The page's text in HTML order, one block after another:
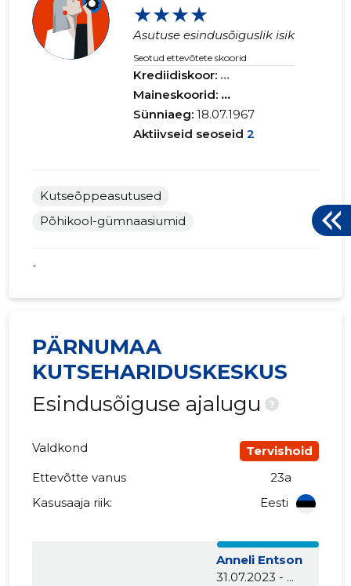
★★★★
Asutuse esindusõiguslik isik
Seotud ettevõtete skoorid
Krediidiskoor: ...
Maineskoorid: ...
Sünniaeg:18.07.1967
Aktiivseid seoseid 2
Kutseõppeasutused
Põhikool-gümnaasiumid
*
PÄRNUMAA
KUTSEHARIDUSKESKUS
Esindusõiguse ajalugu
?
Valdkond
Tervishoid
Ettevõtte vanus
23a
Kasusaaja riik:
Eesti
Anneli Entson
31.07.2023 - ...